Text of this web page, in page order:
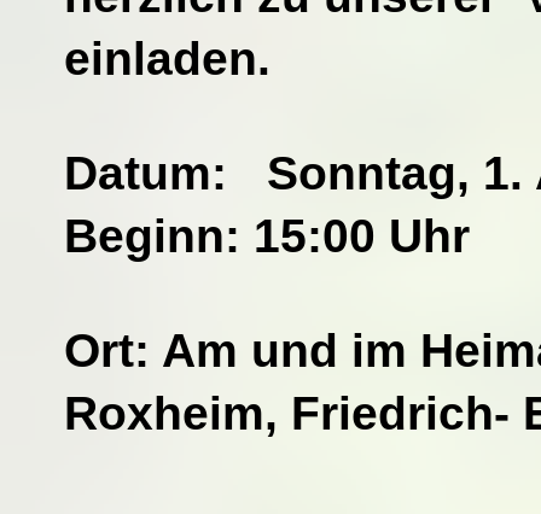
einladen.
Datum:
Sonntag, 1.
Beginn: 15:00 Uhr
Ort: Am und im
Roxheim, Friedrich-